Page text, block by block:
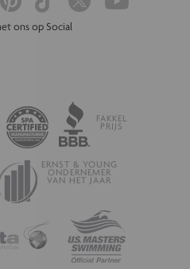
ons op Social
FAKKEL
PRIJS
ERNST & YOUNG
ONDERNEMER
VAN HET JAAR